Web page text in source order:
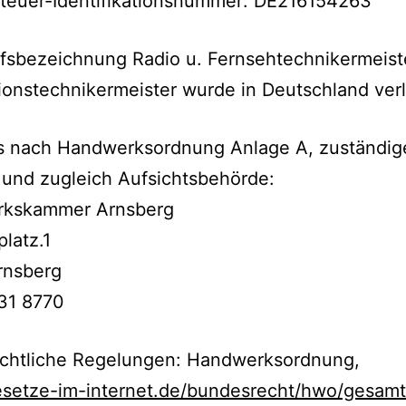
Radio u.
wurde in Deutschland
nach Handwerksordnung Anlage A,
zugleich Aufsichtsbehörde:
Arnsberg
8770
Regelungen: Handwerksordnung,
im-internet.de/bundesrecht/hwo/